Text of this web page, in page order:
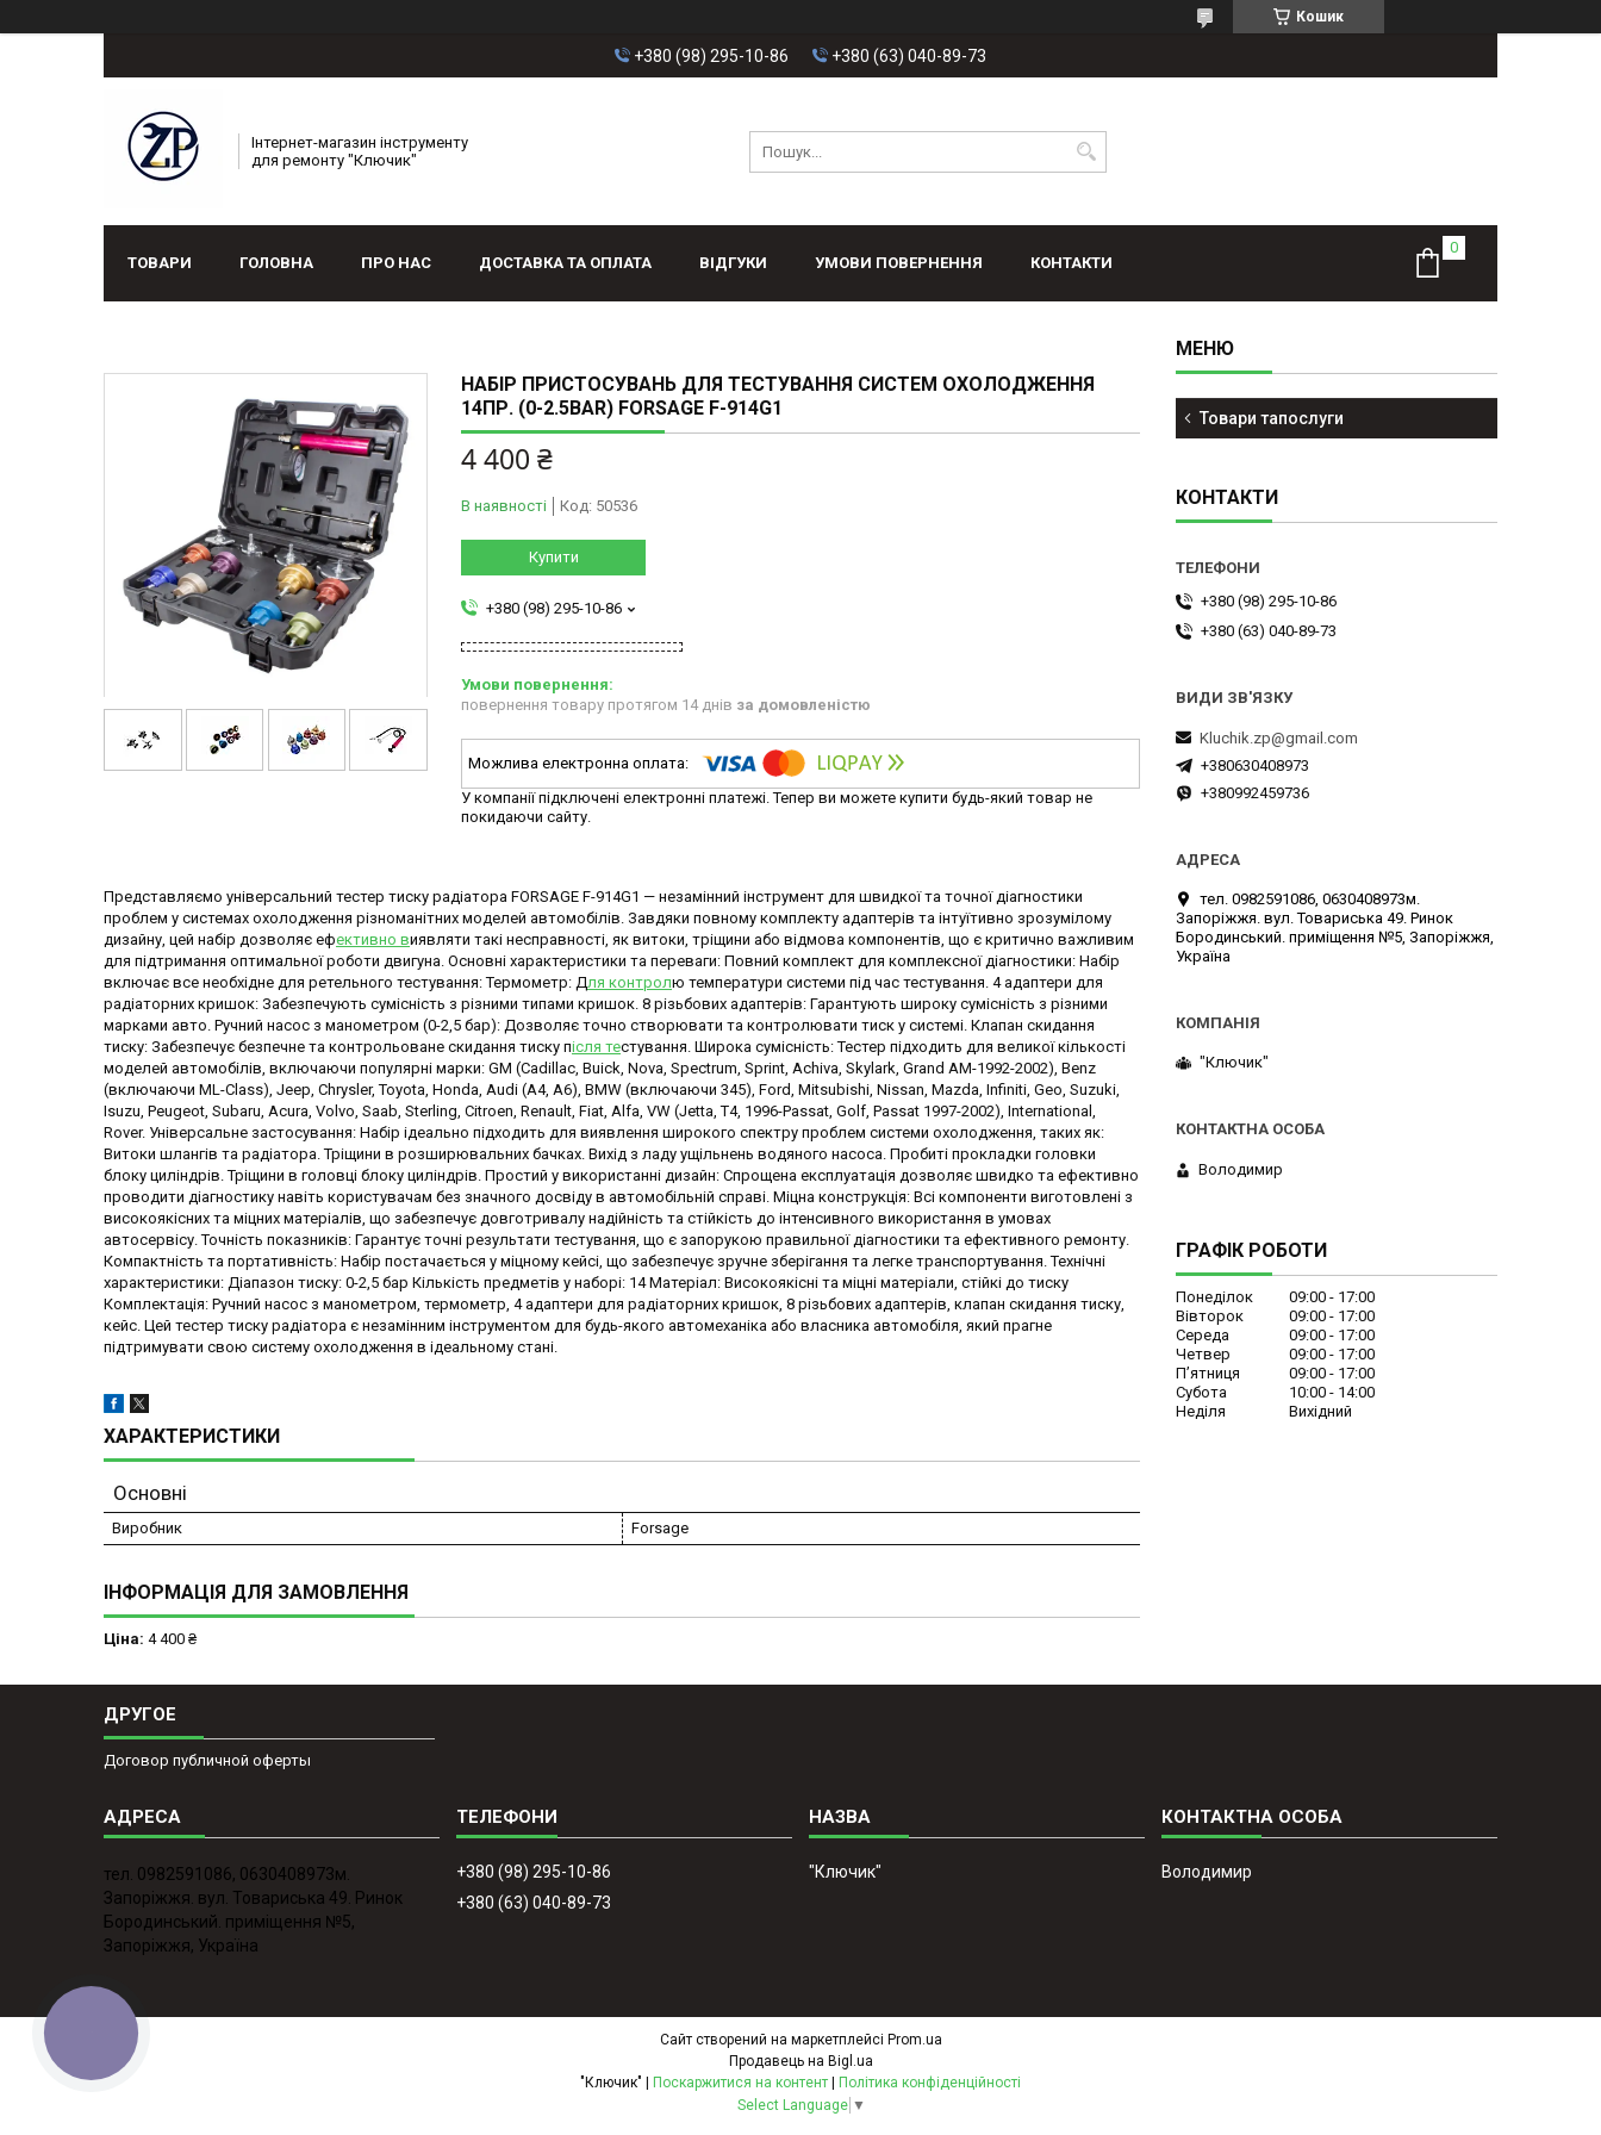
Кошик
+380 (98) 295-10-86 +380 (63) 040-89-73
Інтернет-магазин інструменту
для ремонту "Ключик"
ТОВАРИ ГОЛОВНА ПРО НАС ДОСТАВКА ТА ОПЛАТА ВІДГУКИ УМОВИ ПОВЕРНЕННЯ КОНТАКТИ
НАБІР ПРИСТОСУВАНЬ ДЛЯ ТЕСТУВАННЯ СИСТЕМ ОХОЛОДЖЕННЯ
14ПР. (0-2.5BAR) FORSAGE F-914G1
4 400 ₴
В наявності Код: 50536
Купити
+380 (98) 295-10-86
повернення товару протягом 14 днів за домовленістю
У компанії підключені електронні платежі. Тепер ви можете купити будь-який товар не
покидаючи сайту.
Представляємо універсальний тестер тиску радіатора FORSAGE F-914G1 — незамінний інструмент для швидкої та точної діагностики
проблем у системах охолодження різноманітних моделей автомобілів. Завдяки повному комплекту адаптерів та інтуїтивно зрозумілому
дизайну, цей набір дозволяє ефективно виявляти такі несправності, як витоки, тріщини або відмова компонентів, що є критично важливим
для підтримання оптимальної роботи двигуна. Основні характеристики та переваги: Повний комплект для комплексної діагностики: Набір
включає все необхідне для ретельного тестування: Термометр: Для контролю температури системи під час тестування. 4 адаптери для
радіаторних кришок: Забезпечують сумісність з різними типами кришок. 8 різьбових адаптерів: Гарантують широку сумісність з різними
марками авто. Ручний насос з манометром (0-2,5 бар): Дозволяє точно створювати та контролювати тиск у системі. Клапан скидання
тиску: Забезпечує безпечне та контрольоване скидання тиску після тестування. Широка сумісність: Тестер підходить для великої кількості
моделей автомобілів, включаючи популярні марки: GM (Cadillac, Buick, Nova, Spectrum, Sprint, Achiva, Skylark, Grand AM-1992-2002), Benz
(включаючи ML-Class), Jeep, Chrysler, Toyota, Honda, Audi (A4, A6), BMW (включаючи 345), Ford, Mitsubishi, Nissan, Mazda, Infiniti, Geo, Suzuki,
Isuzu, Peugeot, Subaru, Acura, Volvo, Saab, Sterling, Citroen, Renault, Fiat, Alfa, VW (Jetta, T4, 1996-Passat, Golf, Passat 1997-2002), International,
Rover. Універсальне застосування: Набір ідеально підходить для виявлення широкого спектру проблем системи охолодження, таких як:
Витоки шлангів та радіатора. Тріщини в розширювальних бачках. Вихід з ладу ущільнень водяного насоса. Пробиті прокладки головки
блоку циліндрів. Тріщини в головці блоку циліндрів. Простий у використанні дизайн: Спрощена експлуатація дозволяє швидко та ефективно
проводити діагностику навіть користувачам без значного досвіду в автомобільній справі. Міцна конструкція: Всі компоненти виготовлені з
високоякісних та міцних матеріалів, що забезпечує довготривалу надійність та стійкість до інтенсивного використання в умовах
автосервісу. Точність показників: Гарантує точні результати тестування, що є запорукою правильної діагностики та ефективного ремонту.
Компактність та портативність: Набір постачається у міцному кейсі, що забезпечує зручне зберігання та легке транспортування. Технічні
характеристики: Діапазон тиску: 0-2,5 бар Кількість предметів у наборі: 14 Матеріал: Високоякісні та міцні матеріали, стійкі до тиску
Комплектація: Ручний насос з манометром, термометр, 4 адаптери для радіаторних кришок, 8 різьбових адаптерів, клапан скидання тиску,
кейс. Цей тестер тиску радіатора є незамінним інструментом для будь-якого автомеханіка або власника автомобіля, який прагне
підтримувати свою систему охолодження в ідеальному стані.
ХАРАКТЕРИСТИКИ
Основні
Виробник Forsage
ІНФОРМАЦІЯ ДЛЯ ЗАМОВЛЕННЯ
Ціна: 4 400 ₴
Товари тапослуги
КОНТАКТИ
+380 (98) 295-10-86
+380 (63) 040-89-73
Kluchik.zp@gmail.com
+380630408973
+380992459736
тел. 0982591086, 0630408973м.
Запоріжжя. вул. Товариська 49. Ринок
Бородинський. приміщення №5, Запоріжжя,
Україна
"Ключик"
Володимир
ГРАФІК РОБОТИ
Понеділок 09:00
17:00
Вівторок
09:00
17:00
Середа
09:00
17:00
Четвер
09:00
17:00
Пʼятниця
09:00
17:00
Субота
10:00
14:00
Неділя
Вихідний
ДРУГОЕ
Договор публичной оферты
тел. 0982591086, 0630408973м.
Запоріжжя. вул. Товариська 49. Ринок
Бородинський. приміщення №5,
Запоріжжя, Україна
+380 (98) 295-10-86
+380 (63) 040-89-73
"Ключик" Володимир
Сайт створений на маркетплейсі Prom.ua
Продавець на Bigl.ua
Поскаржитися на контент
Політика конфіденційності
Select Language ▼